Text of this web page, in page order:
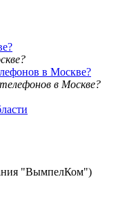
в Москве?
"ВымпелКом")